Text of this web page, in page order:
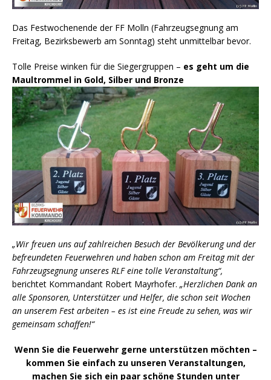
Das Festwochenende der FF Molln (Fahrzeugsegnung am
Freitag, Bezirksbewerb am Sonntag) steht unmittelbar bevor.
Tolle Preise winken für die Siegergruppen – es geht um die
Maultrommel in Gold, Silber und Bronze
„Wir freuen uns auf zahlreichen Besuch der Bevölkerung und der
befreundeten Feuerwehren und haben schon am Freitag mit der
Fahrzeugsegnung unseres RLF eine tolle Veranstaltung“,
berichtet Kommandant Robert Mayrhofer. „Herzlichen Dank an
alle Sponsoren, Unterstützer und Helfer, die schon seit Wochen
an unserem Fest arbeiten – es ist eine Freude zu sehen, was wir
gemeinsam schaffen!“
Wenn Sie die Feuerwehr gerne unterstützen möchten –
kommen Sie einfach zu unseren Veranstaltungen,
machen Sie sich ein paar schöne Stunden unter